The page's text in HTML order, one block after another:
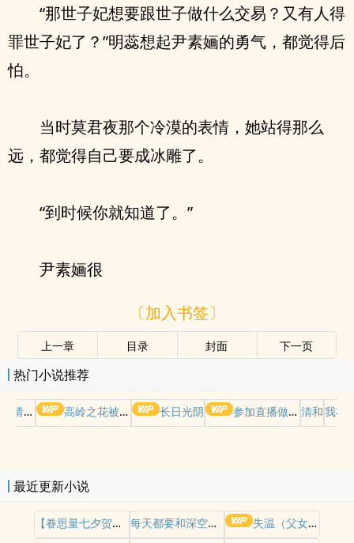
“那世子妃想要跟世子做什么交易？又有人得
罪世子妃了？”明蕊想起尹素婳的勇气，都觉得后
怕。
当时莫君夜那个冷漠的表情，她站得那么
远，都觉得自己要成冰雕了。
“到时候你就知道了。”
尹素婳很
〔加入书签〕
上一章 目录 封面 下一页
热门小说推荐
摆好 高岭之花被权贵轮了后 长日光阴 参加直播做爱综艺后我火了(NPH) 清和我在
最近更新小说
【眷思量七夕贺文】镜花水月 每天都要和深空男人doi!【乙女向小合集】 失温（父女H）